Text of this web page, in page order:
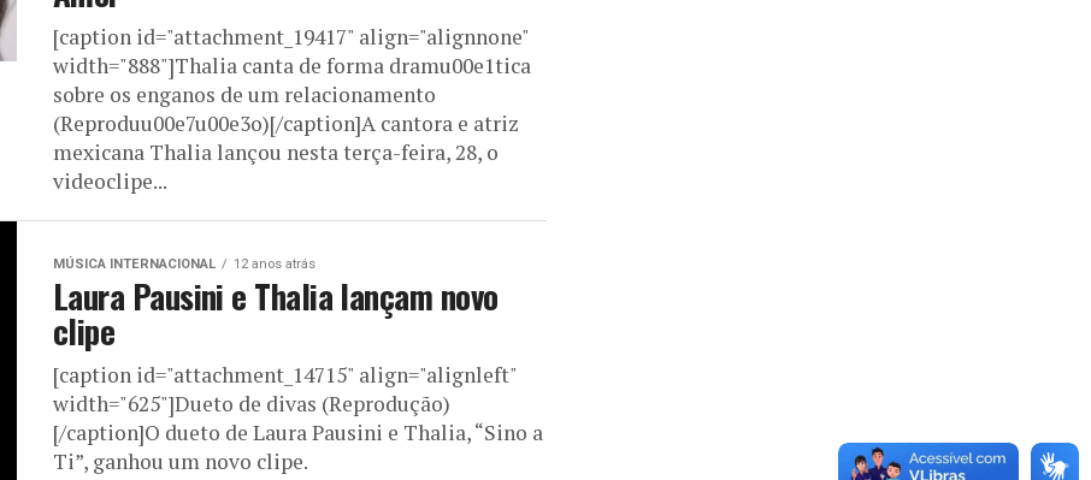
[caption id="attachment_19417" align="alignnone"
width="888"]Thalia canta de forma dramu00e1tica
sobre os enganos de um relacionamento
(Reproduu00e7u00e3o)[/caption]A cantora e atriz
mexicana Thalia lançou nesta terça-feira, 28, o
videoclipe...
MÚSICA INTERNACIONAL 12 anos atrás
Laura Pausini e Thalia lançam novo
clipe
[caption id="attachment_14715" align="alignleft"
width="625"]Dueto de divas (Reprodução)
[/caption]O dueto de Laura Pausini e Thalia, “Sino a
Ti”, ganhou um novo clipe.